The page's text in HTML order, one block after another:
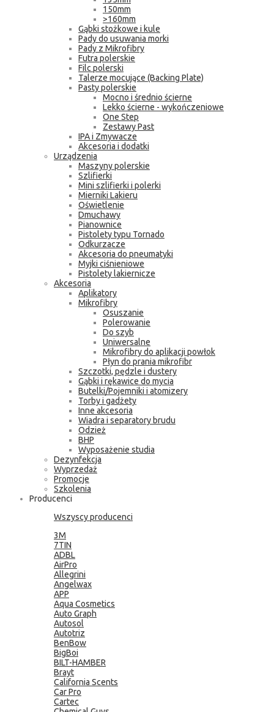
150mm
>160mm
Gąbki stożkowe i kule
Pady do usuwania morki
Pady z Mikrofibry
Futra polerskie
Filc polerski
Talerze mocujące (Backing Plate)
Pasty polerskie
Mocno i średnio ścierne
Lekko ścierne - wykończeniowe
One Step
Zestawy Past
IPA i Zmywacze
Akcesoria i dodatki
Urządzenia
Maszyny polerskie
Szlifierki
Mini szlifierki i polerki
Mierniki Lakieru
Oświetlenie
Dmuchawy
Pianownice
Pistolety typu Tornado
Odkurzacze
Akcesoria do pneumatyki
Myjki ciśnieniowe
Pistolety lakiernicze
Akcesoria
Aplikatory
Mikrofibry
Osuszanie
Polerowanie
Do szyb
Uniwersalne
Mikrofibry do aplikacji powłok
Płyn do prania mikrofibr
Szczotki, pędzle i dustery
Gąbki i rękawice do mycia
Butelki/Pojemniki i atomizery
Torby i gadżety
Inne akcesoria
Wiadra i separatory brudu
Odzież
BHP
Wyposażenie studia
Dezynfekcja
Wyprzedaż
Promocje
Szkolenia
Producenci
Wszyscy producenci
3M
7TIN
ADBL
AirPro
Allegrini
Angelwax
APP
Aqua Cosmetics
Auto Graph
Autosol
Autotriz
BenBow
BigBoi
BILT-HAMBER
Brayt
California Scents
Car Pro
Cartec